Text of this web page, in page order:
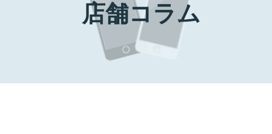
店舗コラム